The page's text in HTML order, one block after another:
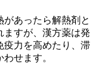
あったら解熱剤と
ますが、漢方薬は発
疫力を高めたり、滞
せます。